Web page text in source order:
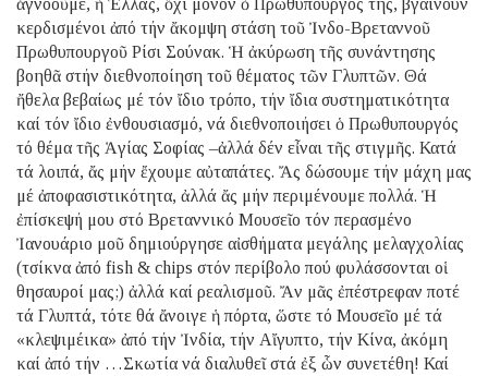
κερδισμένοι ἀπό τήν ἄκομψη στάση τοῦ Ἰνδο-Βρεταννοῦ
Πρωθυπουργοῦ Ρίσι Σούνακ. Ἡ ἀκύρωση τῆς συνάντησης
βοηθᾶ στήν διεθνοποίηση τοῦ θέματος τῶν Γλυπτῶν. Θά
ἤθελα βεβαίως μέ τόν ἴδιο τρόπο, τήν ἴδια συστηματικότητα
καί τόν ἴδιο ἐνθουσιασμό, νά διεθνοποιήσει ὁ Πρωθυπουργός
τό θέμα τῆς Ἁγίας Σοφίας –ἀλλά δέν εἶναι τῆς στιγμῆς. Κατά
τά λοιπά, ἄς μήν ἔχουμε αὐταπάτες. Ἄς δώσουμε τήν μάχη μας
μέ ἀποφασιστικότητα, ἀλλά ἄς μήν περιμένουμε πολλά. Ἡ
ἐπίσκεψή μου στό Βρεταννικό Μουσεῖο τόν περασμένο
Ἰανουάριο μοῦ δημιούργησε αἰσθήματα μεγάλης μελαγχολίας
(τσίκνα ἀπό fish & chips στόν περίβολο πού φυλάσσονται οἱ
θησαυροί μας;) ἀλλά καί ρεαλισμοῦ. Ἄν μᾶς ἐπέστρεφαν ποτέ
τά Γλυπτά, τότε θά ἄνοιγε ἡ πόρτα, ὥστε τό Μουσεῖο μέ τά
«κλεψιμέικα» ἀπό τήν Ἰνδία, τήν Αἴγυπτο, τήν Κίνα, ἀκόμη
καί ἀπό τήν …Σκωτία νά διαλυθεῖ στά ἐξ ὧν συνετέθη! Καί